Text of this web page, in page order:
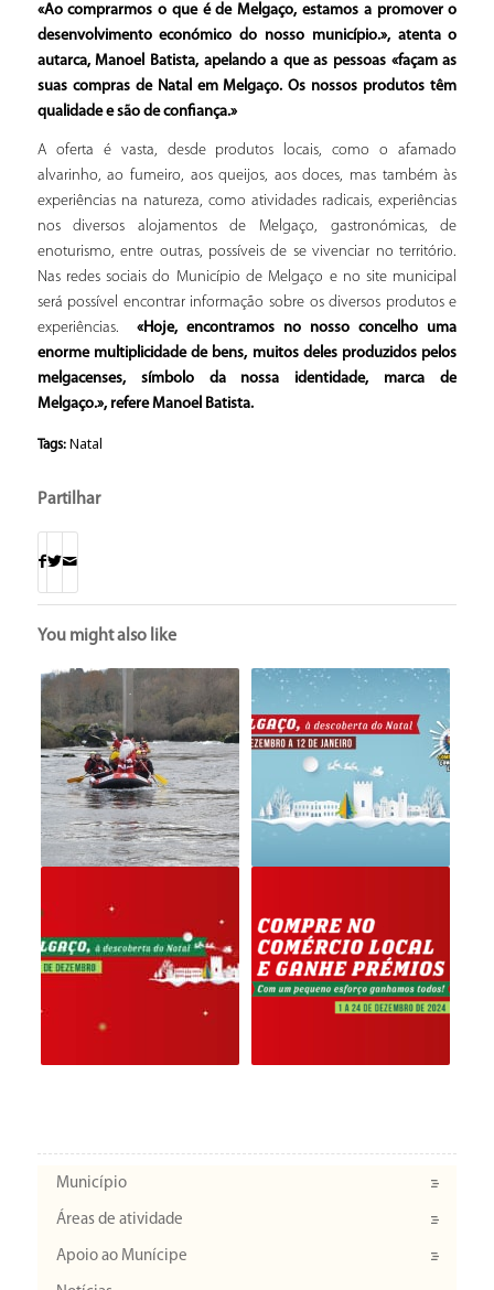
«Ao comprarmos o que é de Melgaço, estamos a promover o
desenvolvimento económico do nosso município.», atenta o
autarca, Manoel Batista, apelando a que as pessoas «façam as
suas compras de Natal em Melgaço. Os nossos produtos têm
qualidade e são de confiança.»
A oferta é vasta, desde produtos locais, como o afamado
alvarinho, ao fumeiro, aos queijos, aos doces, mas também às
experiências na natureza, como atividades radicais, experiências
nos diversos alojamentos de Melgaço, gastronómicas, de
enoturismo, entre outras, possíveis de se vivenciar no território.
Nas redes sociais do Município de Melgaço e no site municipal
será possível encontrar informação sobre os diversos produtos e
experiências. «Hoje, encontramos no nosso concelho uma
enorme multiplicidade de bens, muitos deles produzidos pelos
melgacenses, símbolo da nossa identidade, marca de
Melgaço.», refere Manoel Batista.
Tags: Natal
Partilhar
You might also like
Município
Áreas de atividade
Apoio ao Munícipe